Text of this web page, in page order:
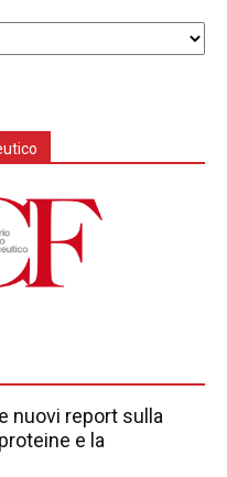
nuovi report sulla
e la